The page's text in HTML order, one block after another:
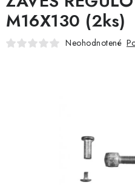
GABIÓNY
PRVKY NAJVYŠŠEJ OCHRANY
M16X130 (2ks)
Neohodnotené